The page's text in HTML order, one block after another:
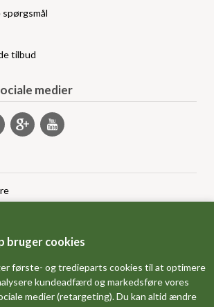
bruger cookies
første- og tredieparts cookies til at optimere
kundeadfærd og markedsføre vores
medier (retargeting). Du kan altid ændre
tilbud
medier